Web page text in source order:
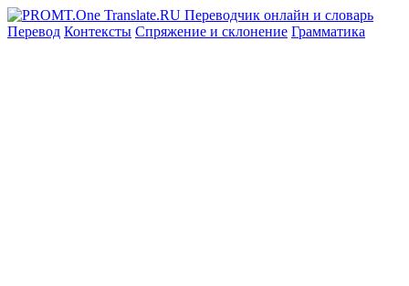
Перевод Контексты Спряжение и склонение Грамматика